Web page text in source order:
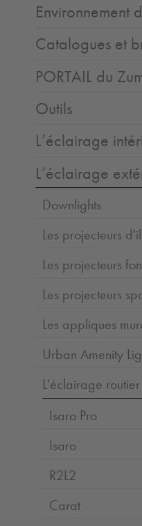
Environnement
Catalogues et
PORTAIL du
Outils
L’éclairage
L’éclairage
Downlights
Les projecteurs
Les projecteurs
Les projecteurs
Les appliques
Urban Amenity
L'éclairage routier
Isaro Pro
Isaro
R2L2
Carat